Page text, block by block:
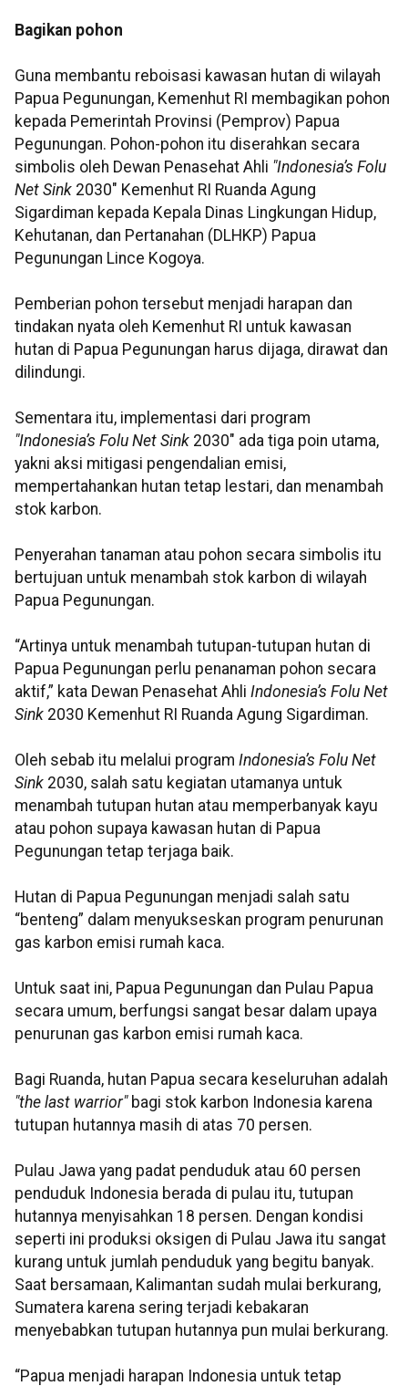
Bagikan pohon
Guna membantu reboisasi kawasan hutan di wilayah
Papua Pegunungan, Kemenhut RI membagikan pohon
kepada Pemerintah Provinsi (Pemprov) Papua
Pegunungan. Pohon-pohon itu diserahkan secara
simbolis oleh Dewan Penasehat Ahli "Indonesia’s Folu
Net Sink 2030" Kemenhut RI Ruanda Agung
Sigardiman kepada Kepala Dinas Lingkungan Hidup,
Kehutanan, dan Pertanahan (DLHKP) Papua
Pegunungan Lince Kogoya.
Pemberian pohon tersebut menjadi harapan dan
tindakan nyata oleh Kemenhut RI untuk kawasan
hutan di Papua Pegunungan harus dijaga, dirawat dan
dilindungi.
Sementara itu, implementasi dari program
"Indonesia’s Folu Net Sink 2030" ada tiga poin utama,
yakni aksi mitigasi pengendalian emisi,
mempertahankan hutan tetap lestari, dan menambah
stok karbon.
Penyerahan tanaman atau pohon secara simbolis itu
bertujuan untuk menambah stok karbon di wilayah
Papua Pegunungan.
“Artinya untuk menambah tutupan-tutupan hutan di
Papua Pegunungan perlu penanaman pohon secara
aktif,” kata Dewan Penasehat Ahli Indonesia’s Folu Net
Sink 2030 Kemenhut RI Ruanda Agung Sigardiman.
Oleh sebab itu melalui program Indonesia’s Folu Net
Sink 2030, salah satu kegiatan utamanya untuk
menambah tutupan hutan atau memperbanyak kayu
atau pohon supaya kawasan hutan di Papua
Pegunungan tetap terjaga baik.
Hutan di Papua Pegunungan menjadi salah satu
“benteng” dalam menyukseskan program penurunan
gas karbon emisi rumah kaca.
Untuk saat ini, Papua Pegunungan dan Pulau Papua
secara umum, berfungsi sangat besar dalam upaya
penurunan gas karbon emisi rumah kaca.
Bagi Ruanda, hutan Papua secara keseluruhan adalah
"the last warrior"bagi stok karbon Indonesia karena
tutupan hutannya masih di atas 70 persen.
Pulau Jawa yang padat penduduk atau 60 persen
penduduk Indonesia berada di pulau itu, tutupan
hutannya menyisahkan 18 persen. Dengan kondisi
seperti ini produksi oksigen di Pulau Jawa itu sangat
kurang untuk jumlah penduduk yang begitu banyak.
Saat bersamaan, Kalimantan sudah mulai berkurang,
Sumatera karena sering terjadi kebakaran
menyebabkan tutupan hutannya pun mulai berkurang.
“Papua menjadi harapan Indonesia untuk tetap